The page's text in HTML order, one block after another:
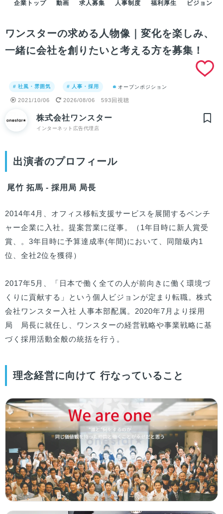
企業トップ 動画 求人募集 人事制度 福利厚生 ビジョン
ワンスターの求める人物像｜変化を楽しみ、
一緒に会社を創りたいと考える方を募集！
# 社風・雰囲気 # 人事・採用 オープンポジション
2021/10/06 2026/08/06 593回視聴
株式会社ワンスター
インターネット広告代理店
出演者のプロフィール
尾竹 拓馬 - 採用局 局長
2014年4月、オフィス移転支援サービスを展開するベンチ
ャー企業に入社。提案営業に従事。（1年目時に新人賞受
賞、。3年目時に予算達成率(年間)において、同階級内1
位、全社2位を獲得）
2017年5月、「日本で働く全ての人が前向きに働く環境づ
くりに貢献する」という個人ビジョンが定まり転職。株式
会社ワンスター入社 人事本部配属。2020年7月より採用
局　局長に就任し、ワンスターの経営戦略や事業戦略に基
づく採用活動全般の統括を行う。
理念経営に向けて 行なっていること